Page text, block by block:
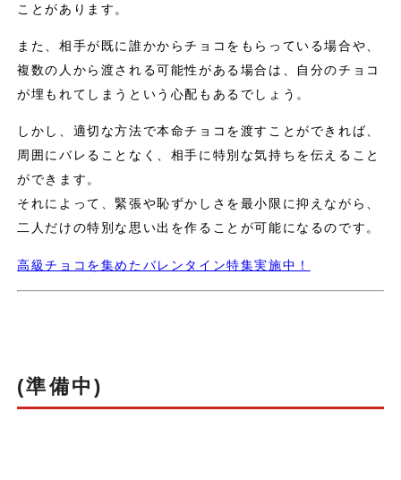
ことがあります。
また、相手が既に誰かからチョコをもらっている場合や、
複数の人から渡される可能性がある場合は、自分のチョコ
が埋もれてしまうという心配もあるでしょう。
しかし、適切な方法で本命チョコを渡すことができれば、
周囲にバレることなく、相手に特別な気持ちを伝えること
ができます。
それによって、緊張や恥ずかしさを最小限に抑えながら、
二人だけの特別な思い出を作ることが可能になるのです。
高級チョコを集めたバレンタイン特集実施中！
(準備中)